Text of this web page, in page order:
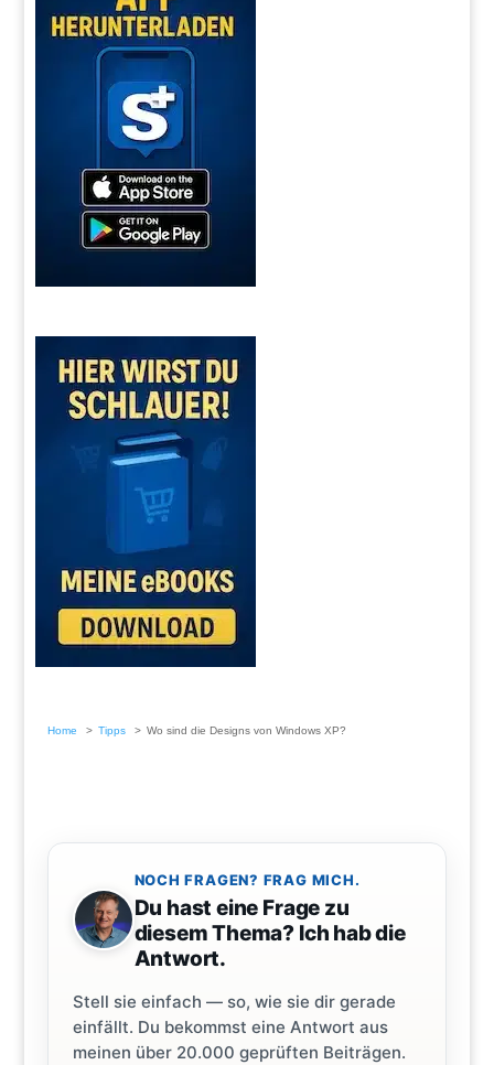
Home Tipps Wo sind die Designs von Windows XP?
NOCH FRAGEN? FRAG MICH.
Du hast eine Frage zu
diesem Thema? Ich hab die
Antwort.
Stell sie einfach — so, wie sie dir gerade
einfällt. Du bekommst eine Antwort aus
meinen über 20.000 geprüften Beiträgen.